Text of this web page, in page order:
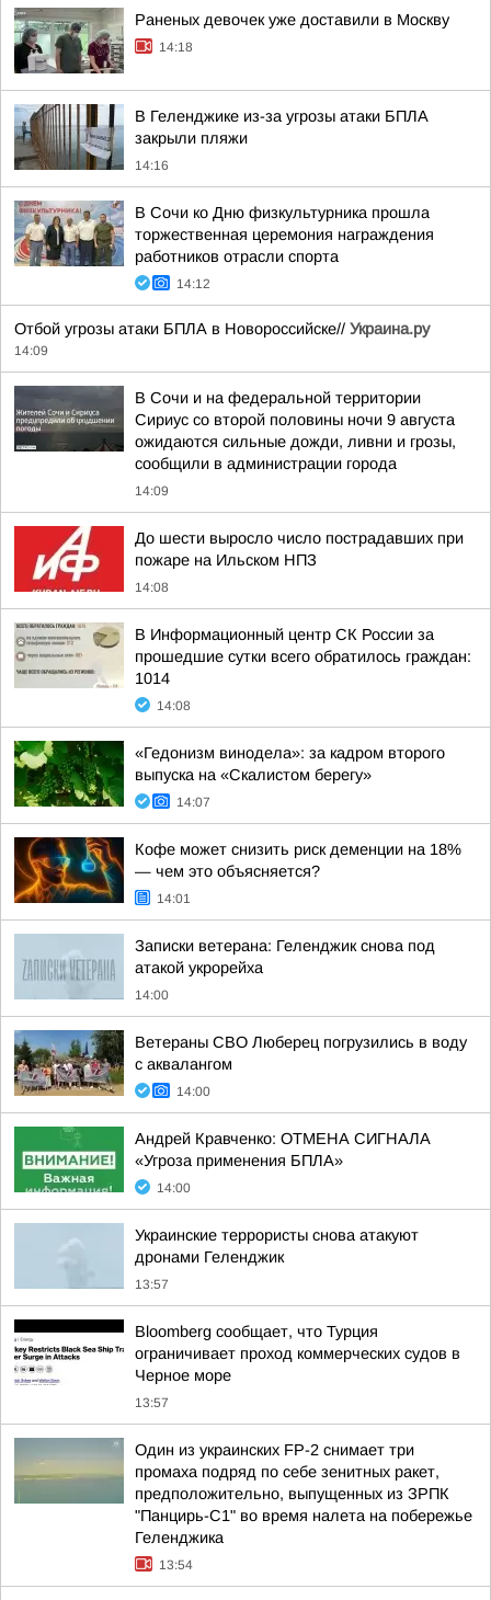
Раненых девочек уже доставили в Москву
14:18
В Геленджике из-за угрозы атаки БПЛА
закрыли пляжи
14:16
В Сочи ко Дню физкультурника прошла
торжественная церемония награждения
работников отрасли спорта
14:12
Отбой угрозы атаки БПЛА в Новороссийске// Украина.ру
14:09
В Сочи и на федеральной территории
Сириус со второй половины ночи 9 августа
ожидаются сильные дожди, ливни и грозы,
сообщили в администрации города
14:09
До шести выросло число пострадавших при
пожаре на Ильском НПЗ
14:08
В Информационный центр СК России за
прошедшие сутки всего обратилось граждан:
1014
14:08
«Гедонизм винодела»: за кадром второго
выпуска на «Скалистом берегу»
14:07
Кофе может снизить риск деменции на 18%
— чем это объясняется?
14:01
Записки ветерана: Геленджик снова под
атакой укрорейха
14:00
Ветераны СВО Люберец погрузились в воду
с аквалангом
14:00
Андрей Кравченко: ОТМЕНА СИГНАЛА
«Угроза применения БПЛА»
14:00
Украинские террористы снова атакуют
дронами Геленджик
13:57
Bloomberg сообщает, что Турция
ограничивает проход коммерческих судов в
Черное море
13:57
Один из украинских FP-2 снимает три
промаха подряд по себе зенитных ракет,
предположительно, выпущенных из ЗРПК
"Панцирь-С1" во время налета на побережье
Геленджика
13:54